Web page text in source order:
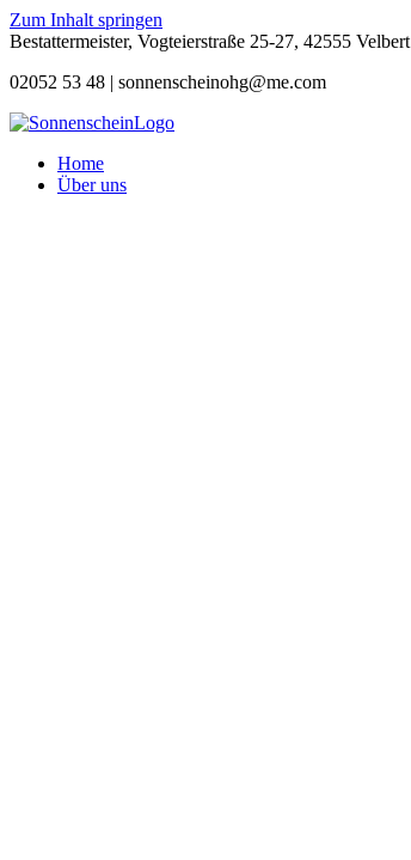
Zum Inhalt springen
Bestattermeister, Vogteierstraße 25-27, 42555 Velbert
02052 53 48 | sonnenscheinohg@me.com
Home
Über uns